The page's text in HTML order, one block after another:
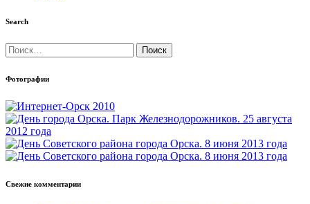
Search
Найти:
Фотографии
Свежие комментарии